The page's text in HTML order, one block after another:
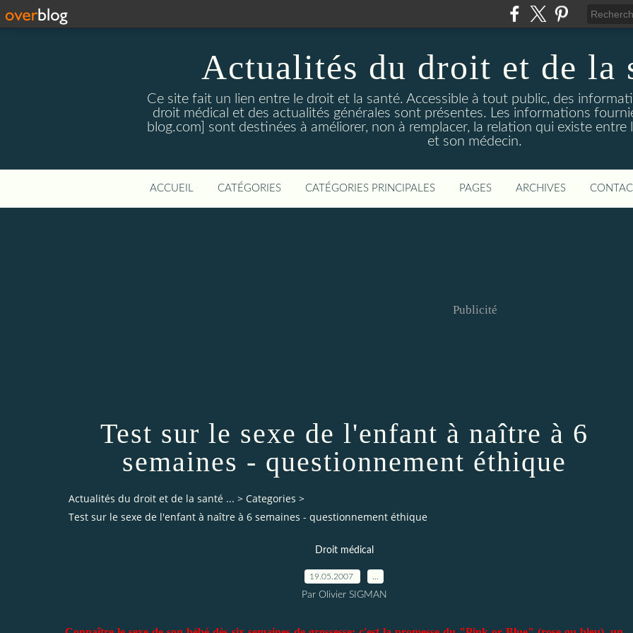
Actualités du droit et de la
Ce site fait un lien entre le droit et la santé. Accessible à tout public, des
droit médical et des actualités générales sont présentes. Les informations
blog.com] sont destinées à améliorer, non à remplacer, la relation qui existe
et son médecin.
ACCUEIL CATÉGORIES CATÉGORIES PRINCIPALES PAGES ARCHIVES
Publicité
Test sur le sexe de l'enfant à naître à 6
semaines - questionnement éthique
Actualités du droit et de la santé ... > Categories >
Test sur le sexe de l'enfant à naître à 6 semaines - questionnement éthique
Droit médical
19.05.2007
Par Olivier SIGMAN